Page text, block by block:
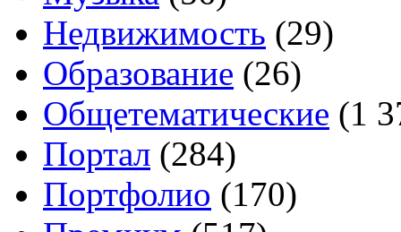
Недвижимость (29)
Образование (26)
Общетематические (1
Портал (284)
Портфолио (170)